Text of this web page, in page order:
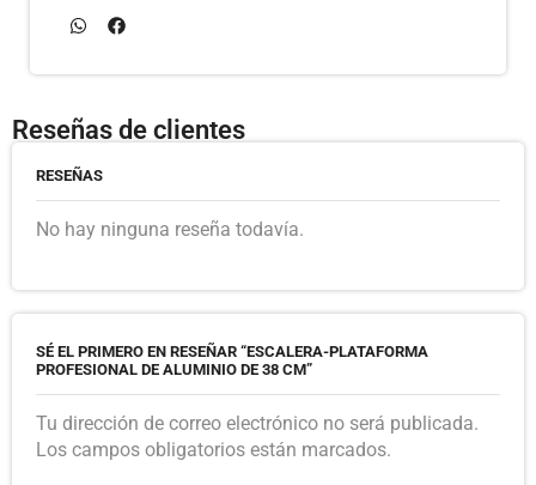
Reseñas de clientes
RESEÑAS
No hay ninguna reseña todavía.
SÉ EL PRIMERO EN RESEÑAR “ESCALERA-PLATAFORMA
PROFESIONAL DE ALUMINIO DE 38 CM”
Tu dirección de correo electrónico no será publicada.
Los campos obligatorios están marcados.